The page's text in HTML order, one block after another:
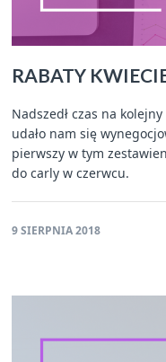
RABATY
Nadszedł czas na
udało nam się
pierwszy w tym
do carly w czerwcu.
9 SIERPNIA 2018